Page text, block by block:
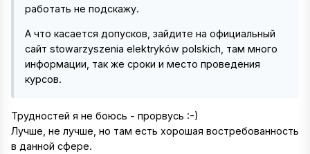
работать не подскажу.
А что касается допусков, зайдите на официальный
сайт stowarzyszenia elektryków polskich, там много
информации, так же сроки и место проведения
курсов.
Трудностей я не боюсь - прорвусь :-)
Лучше, не лучше, но там есть хорошая востребованность
в данной сфере.